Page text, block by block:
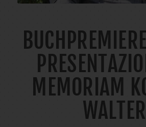
MEMORIAM
WALTER